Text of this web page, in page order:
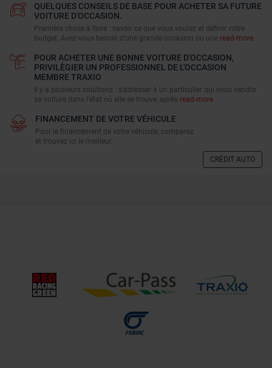
QUELQUES CONSEILS DE BASE POUR ACHETER SA FUTURE
VOITURE D'OCCASION.
Première chose à faire : savoir ce que vous voulez et définir votre
budget. Avez-vous besoin d'une grande occasion ou une read-more
POUR ACHETER UNE BONNE VOITURE D'OCCASION,
PRIVILÈGIER UN PROFESSIONNEL DE L'OCCASION
MEMBRE TRAXIO
Il y a plusieurs solutions : s’adresser à un particulier qui vous vendra
sa voiture dans l’état où elle se trouve, après read-more
FINANCEMENT DE VOTRE VÉHICULE
Pour le financement de votre véhicule, comparez
et trouvez ici le meilleur.
CRÉDIT AUTO